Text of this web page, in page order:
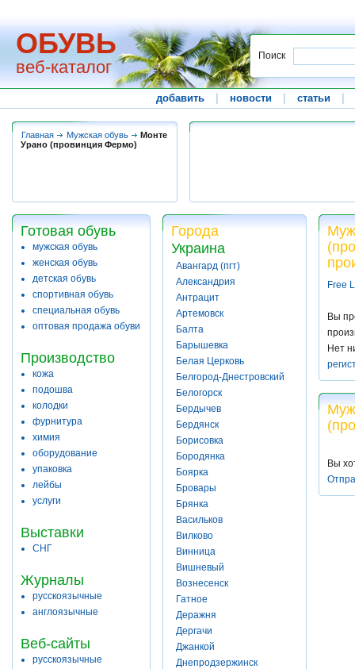
ОБУВЬ
веб-каталог
Поиск
добавить новости статьи
Главная Мужская обувь
Монте
Урано (провинция Фермо)
Готовая обувь
мужская обувь
женская обувь
детская обувь
спортивная обувь
специальная обувь
оптовая продажа обуви
Производство
кожа
подошва
колодки
фурнитура
химия
оборудование
упаковка
лейбы
услуги
Выставки
СНГ
Журналы
русскоязычные
англоязычные
Веб-сайты
русскоязычные
Города
Украина
Авангард (пгт)
Александрия
Антрацит
Артемовск
Балта
Барышевка
Белая Церковь
Белгород-Днестровский
Белогорск
Бердычев
Бердянск
Борисовка
Бородянка
Боярка
Бровары
Брянка
Васильков
Вилково
Винница
Вишневый
Вознесенск
Гатное
Деражня
Дергачи
Джанкой
Днепродзержинск
Free
Вы
Нет
Вы